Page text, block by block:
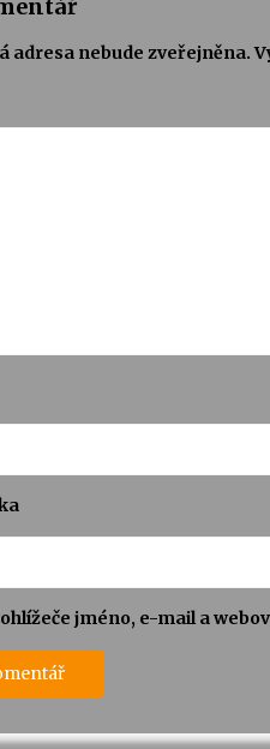
adresa nebude zveřejněna.
jméno, e-mail a